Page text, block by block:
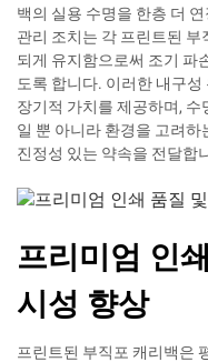
백의 실용 수명을 한층 더
관리 조치는 각 프린트된
되게 유지함으로써 조기 파
도록 합니다. 이러한 내구
장기적 가치를 제공하며,
일 뿐 아니라 환경을 고려
진정성 있는 약속을 전달합
프리미엄 인
시성 향상
프린트된 부직포 캐리백은